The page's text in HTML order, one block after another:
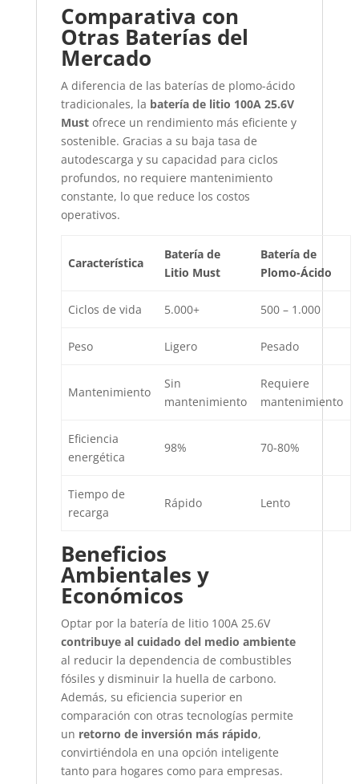
Comparativa con
Otras Baterías del
Mercado
A diferencia de las baterías de plomo-ácido
tradicionales, la batería de litio 100A 25.6V
Mustofrece un rendimiento más eficiente y
sostenible. Gracias a su baja tasa de
autodescarga y su capacidad para ciclos
profundos, no requiere mantenimiento
constante, lo que reduce los costos
operativos.
Característica
Batería de
Litio Must
Batería de
Plomo-Ácido
Ciclos de vida 5.000+ 500 – 1.000
Peso Ligero Pesado
Mantenimiento
Sin
mantenimiento
Requiere
mantenimiento
Eficiencia
energética
98% 70-80%
Tiempo de
recarga
Rápido Lento
Beneficios
Ambientales y
Económicos
Optar por la batería de litio 100A 25.6V
contribuye al cuidado del medio ambiente
al reducir la dependencia de combustibles
fósiles y disminuir la huella de carbono.
Además, su eficiencia superior en
comparación con otras tecnologías permite
un retorno de inversión más rápido,
convirtiéndola en una opción inteligente
tanto para hogares como para empresas.